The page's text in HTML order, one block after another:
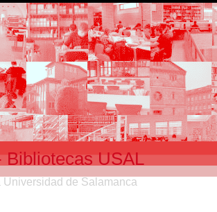
Bibliotecas USAL
de Salamanca